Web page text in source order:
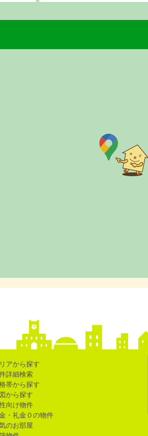
アから探す
詳細検索
帯から探す
から探す
向け物件
・礼金０の物件
のお部屋